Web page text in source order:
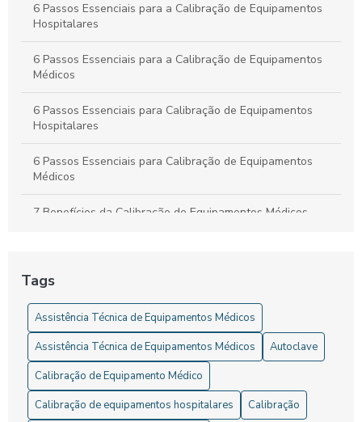
6 Passos Essenciais para a Calibração de Equipamentos
Hospitalares
6 Passos Essenciais para a Calibração de Equipamentos
Médicos
6 Passos Essenciais para Calibração de Equipamentos
Hospitalares
6 Passos Essenciais para Calibração de Equipamentos
Médicos
7 Benefícios da Calibração de Equipamentos Médicos
A importância da calibração em equipamentos médicos
para a segurança do paciente
A Importância da Manutenção de Equipamentos Médicos
Tags
Assistência Técnica de Equipamentos Médicos
Assistência Técnica de Equipamentos Médicos
Autoclave
Calibração de Equipamento Médico
Calibração de equipamentos hospitalares
Calibração